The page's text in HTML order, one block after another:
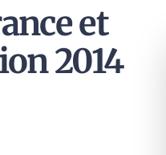
et
2014